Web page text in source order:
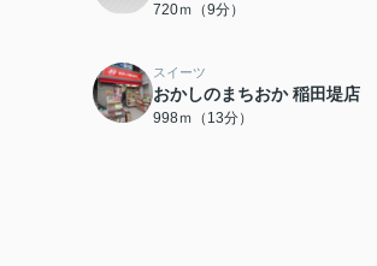
720ｍ（9分）
スイーツ
おかしのまちおか 稲田堤店
998ｍ（13分）